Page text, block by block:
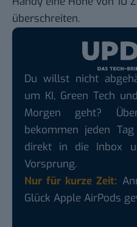
überschreiten.
Du willst nicht
um KI, Green Tech
Morgen geht?
bekommen jeden
direkt in die Inbox
Vorsprung.
Nur für kurze Zeit:
Glück Apple AirPods